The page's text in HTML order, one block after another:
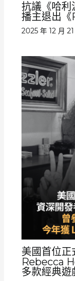
抗議《哈
播主退出
2025 年 12 月 21
美國首位正
Rebecca
多款經典遊